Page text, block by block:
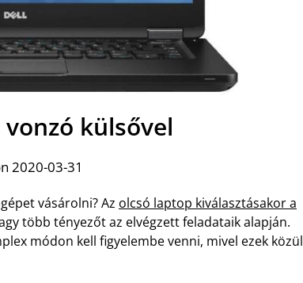
külsővel
2020-03-31
vásárolni? Az olcsó laptop kiválasztásakor a
több tényezőt az elvégzett feladataik alapján.
módon kell figyelembe venni, mivel ezek közül